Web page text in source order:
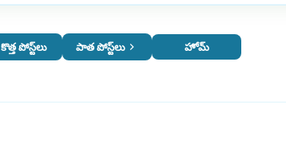
కొత్త పోస్ట్‌లు పాత పోస్ట్‌లు హోమ్